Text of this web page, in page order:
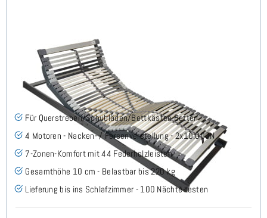
Nimbo 4 Motoren Flach - Lattenrost 180x200 cm
(2x90x200)
Für Querstreben/Schubläden/Bettkästen Betten
4 Motoren - Nacken- / Fersenverstellung - 2x10.000N
7-Zonen-Komfort mit 44 Federholzleisten
Gesamthöhe 10 cm - Belastbar bis 220 kg
Lieferung bis ins Schlafzimmer - 100 Nächte testen